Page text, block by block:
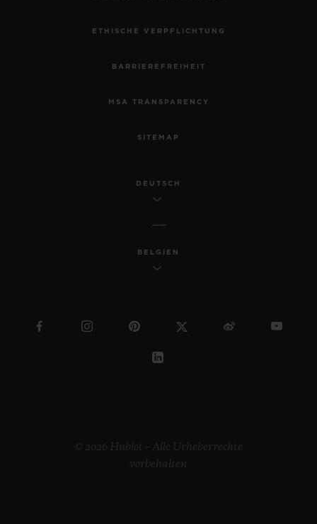
ETHISCHE VERPFLICHTUNG
BARRIEREFREIHEIT
MSA TRANSPARENCY
SITEMAP
DEUTSCH
BELGIEN
© 2026 Hublot – Alle Urheberrechte
vorbehalten